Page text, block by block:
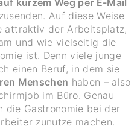
kurzem Weg per E-Mail
Auf diese Weise
attraktiv der Arbeitsplatz,
und wie vielseitig die
ist. Denn viele junge
einen Beruf, in dem sie
Menschen haben – also
im Büro. Genau
die Gastronomie bei der
zunutze machen.